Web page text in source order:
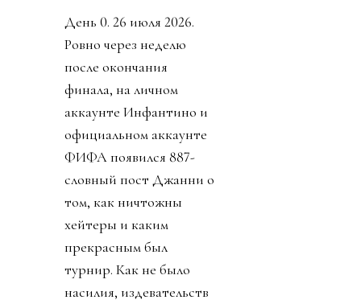
День 0. 26 июля 2026.
Ровно через неделю
после окончания
финала, на личном
аккаунте Инфантино и
официальном аккаунте
ФИФА появился 887-
словный пост Джанни о
том, как ничтожны
хейтеры и каким
прекрасным был
турнир. Как не было
насилия, издевательств